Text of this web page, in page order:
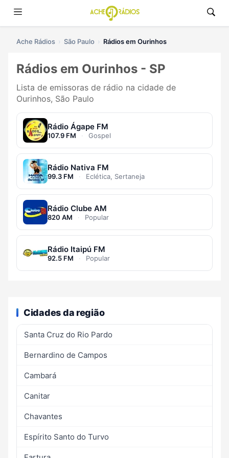
Ache Rádios São Paulo Rádios em Ourinhos
Rádios em Ourinhos - SP
Lista de emissoras de rádio na cidade de
Ourinhos, São Paulo
Rádio Ágape FM
107.9 FM · Gospel
Rádio Nativa FM
99.3 FM · Eclética, Sertaneja
Rádio Clube AM
820 AM · Popular
Rádio Itaipú FM
92.5 FM · Popular
Cidades da região
Santa Cruz do Rio Pardo
Bernardino de Campos
Cambará
Canitar
Chavantes
Espírito Santo do Turvo